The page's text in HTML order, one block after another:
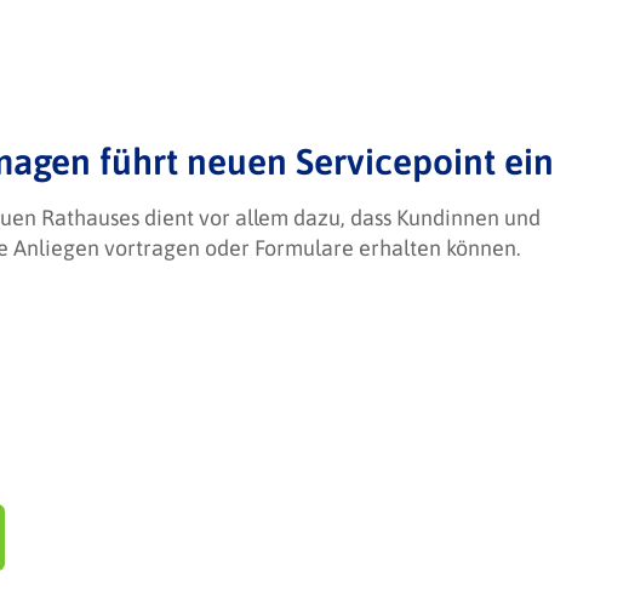
führt neuen Servicepoint ein
Rathauses dient vor allem dazu, dass Kundinnen und
vortragen oder Formulare erhalten können.